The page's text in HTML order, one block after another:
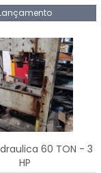
60 TON - 3
HP